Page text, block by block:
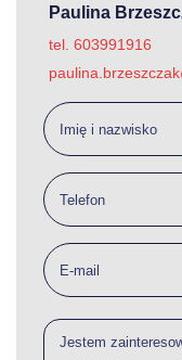
Paulina
tel. 603991916